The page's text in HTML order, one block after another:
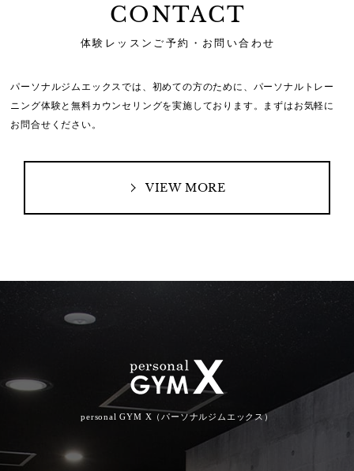
CONTACT
体験レッスンご予約・お問い合わせ
パーソナルジムエックスでは、初めての方のために、 パーソナルトレー
ニング体験と無料カウンセリングを実施しております。
まずはお気軽に
お問合せください。
VIEW MORE
personal GYM X（パーソナルジムエックス）